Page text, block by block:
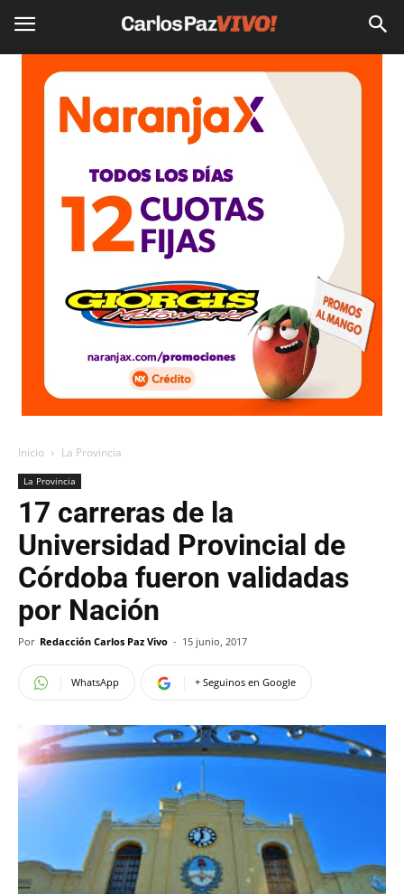
Inicio La Provincia
La Provincia
17 carreras de la
Universidad Provincial de
Córdoba fueron validadas
por Nación
Por Redacción Carlos Paz Vivo - 15 junio, 2017
WhatsApp + Seguinos en Google